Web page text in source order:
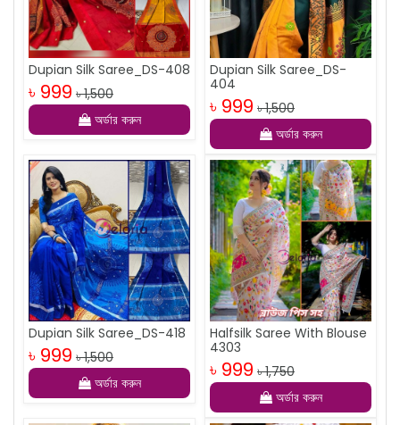
Dupian Silk Saree_DS-408
৳ 999 ৳ 1,500
অর্ডার করুন
Dupian Silk Saree_DS-
404
৳ 999 ৳ 1,500
অর্ডার করুন
Dupian Silk Saree_DS-418
৳ 999 ৳ 1,500
অর্ডার করুন
Halfsilk Saree With Blouse
4303
৳ 999 ৳ 1,750
অর্ডার করুন